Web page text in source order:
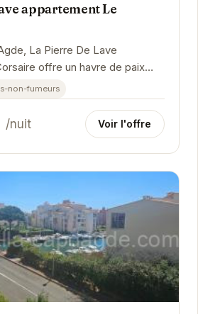
appartement Le
La Pierre De Lave
offre un havre de paix
en quête de confort et
non-fumeurs
/nuit Voir l'offre